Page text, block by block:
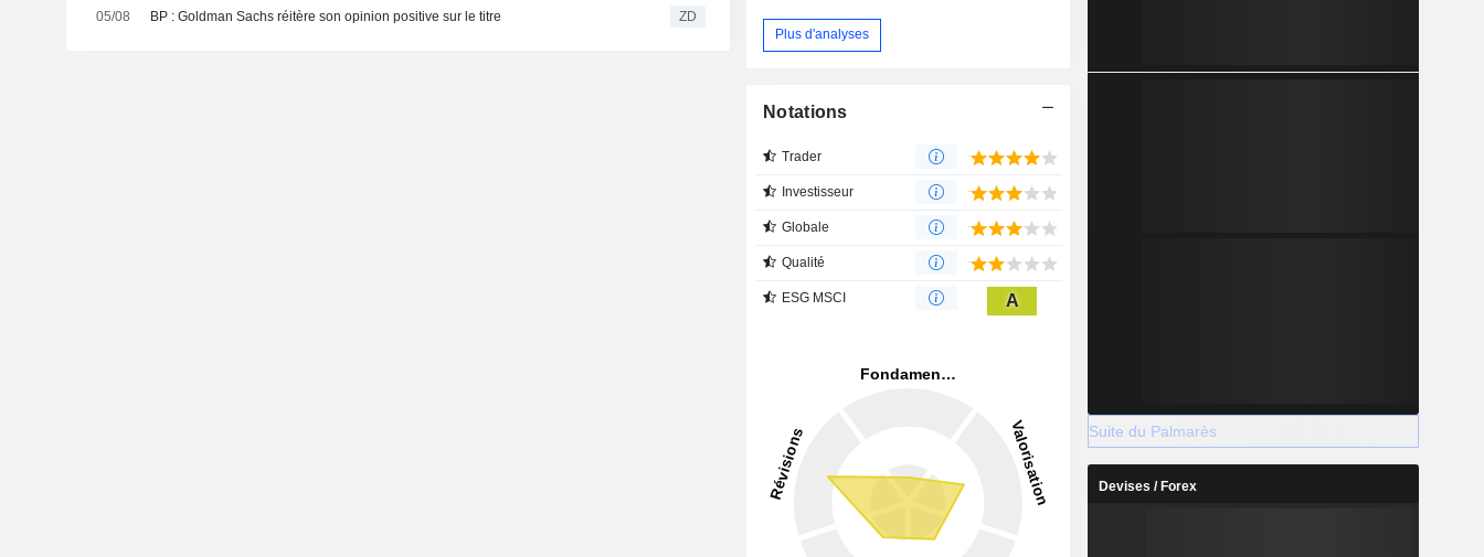
05/08 BP : Goldman Sachs réitère son opinion positive sur le titre ZD
Plus d'analyses
Notations
Trader
Investisseur
Globale
Qualité
ESG MSCI A
Suite du Palmarès
Devises / Forex